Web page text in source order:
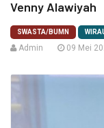
Venny Alawiyah
SWASTA/BUMN
Admin 09 Mei